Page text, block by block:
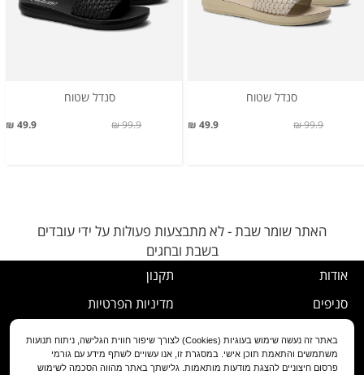
סנדל שטוח
49.9 ₪ 99.9 ₪
סנדל שטוח
49.9 ₪ 99.9 ₪
האתר שומר שבת - לא מתבצעות פעולות על ידי עובדים
בשבת ובחגים
אודות
סניפים
שירות לקוחות
תקנון
מדיניות הפרטיות
נוהל ביטול עסקה
מדיניות החלפה/החזרה/ביטול
באתר זה נעשה שימוש בעוגיות (Cookies) לצורך שיפור חווית הגלישה, ניתוח תנועות
משתמשים והתאמת תוכן אישי. במסגרת זו, אנו עשויים לשתף מידע עם גורמי
פרסום חיצוניים להצגת מודעות מותאמות. גלישתך באתר מהווה הסכמה לשימוש